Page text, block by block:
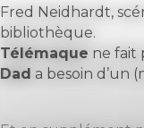
Fred Neidhardt,
bibliothèque.
Télémaque ne fait
Dad a besoin d’un